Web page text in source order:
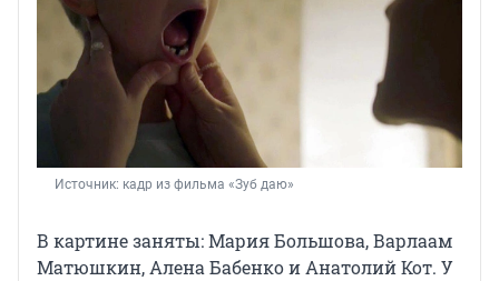
Источник: кадр из фильма «Зуб даю»
В картине заняты: Мария Большова, Варлаам
Матюшкин, Алена Бабенко и Анатолий Кот. У